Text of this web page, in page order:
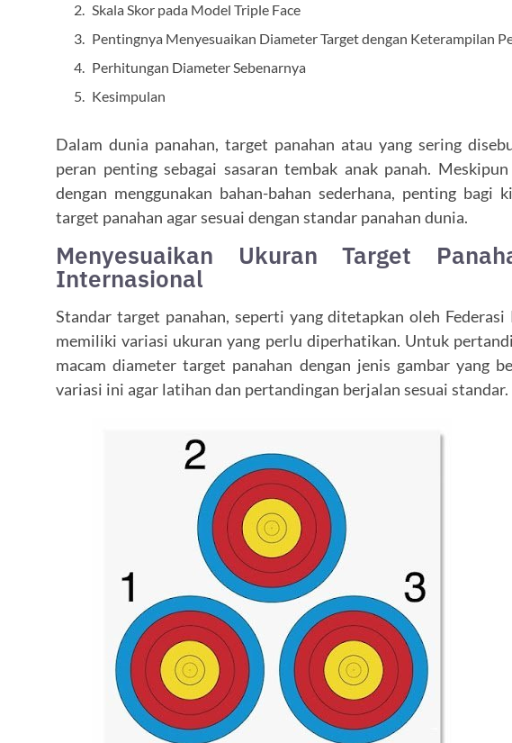
Skala Skor pada Model Triple Face
Pentingnya Menyesuaikan Diameter Target dengan Keterampilan
Perhitungan Diameter Sebenarnya
Kesimpulan
Dalam dunia panahan, target panahan atau yang sering
peran penting sebagai sasaran tembak anak panah.
dengan menggunakan bahan-bahan sederhana, penting bagi
target panahan agar sesuai dengan standar panahan dunia.
Menyesuaikan Ukuran Target
Internasional
Standar target panahan, seperti yang ditetapkan oleh
memiliki variasi ukuran yang perlu diperhatikan. Untuk
macam diameter target panahan dengan jenis gambar yang
variasi ini agar latihan dan pertandingan berjalan sesuai standar.